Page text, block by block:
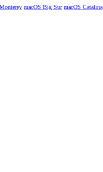
macOS Big Sur macOS Catalina